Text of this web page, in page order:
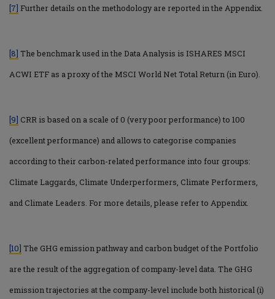
[7] Further details on the methodology are reported in the Appendix.
[8] The benchmark used in the Data Analysis is ISHARES MSCI
ACWI ETF as a proxy of the MSCI World Net Total Return (in Euro).
[9] CRR is based on a scale of 0 (very poor performance) to 100
(excellent performance) and allows to categorise companies
according to their carbon-related performance into four groups:
Climate Laggards, Climate Underperformers, Climate Performers,
and Climate Leaders. For more details, please refer to Appendix.
[10] The GHG emission pathway and carbon budget of the Portfolio
are the result of the aggregation of company-level data. The GHG
emission trajectories at the company-level include both historical (i)